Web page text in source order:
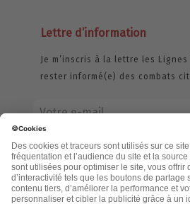
Lettre d’information
Je m’inscris à la lettre les
rester informé(e) des combats
jamais échangée. Pour consulter notre
cliquez ici.